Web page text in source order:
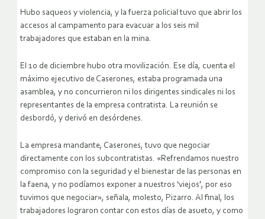
Hubo saqueos y violencia, y la fuerza policial tuvo que abrir los
accesos al campamento para evacuar a los seis mil
trabajadores que estaban en la mina.
El 10 de diciembre hubo otra movilización. Ese día, cuenta el
máximo ejecutivo de Caserones, estaba programada una
asamblea, y no concurrieron ni los dirigentes sindicales ni los
representantes de la empresa contratista. La reunión se
desbordó, y derivó en desórdenes.
La empresa mandante, Caserones, tuvo que negociar
directamente con los subcontratistas. «Refrendamos nuestro
compromiso con la seguridad y el bienestar de las personas en
la faena, y no podíamos exponer a nuestros ‘viejos’, por eso
tuvimos que negociar», señala, molesto, Pizarro. Al final, los
trabajadores lograron contar con estos días de asueto, y como